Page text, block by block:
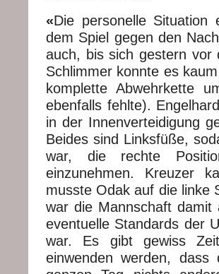
«Die personelle Situation
dem Spiel gegen den
auch, bis sich gestern vor
Schlimmer konnte es
komplette Abwehrkette
ebenfalls fehlte).
in der Innenverteidigung
Beides sind Linksfüße,
war, die rechte
einzunehmen. Kreuzer
musste Odak auf die linke
war die Mannschaft damit
eventuelle Standards der
war. Es gibt gewiss
einwenden werden,